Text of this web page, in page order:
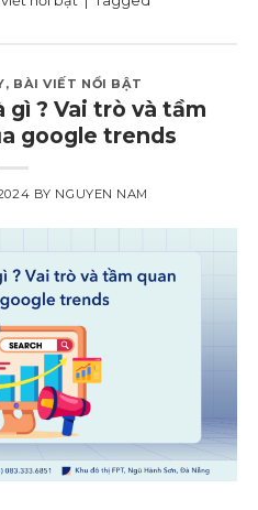
, BÀI VIẾT NỔI BẬT
gì ? Vai trò và tầm
google trends
BY NGUYEN NAM